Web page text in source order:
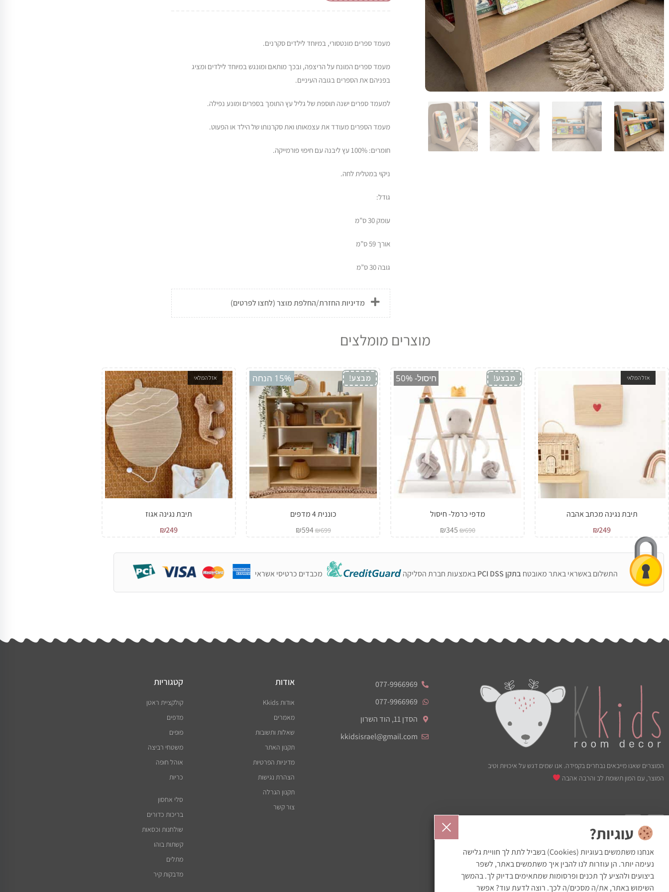
מעמד ספרים מונטסורי, במיוחד לילדים סקרנים.
מעמד ספרים המונח על הריצפה, ובכך מותאם ומונגש במיוחד לילדים ומציג
בפניהם את הספרים בגובה העיניים.
למעמד ספרים ישנה תוספת של גליל עץ התומך בספרים ומונע נפילה.
מעמד הספרים מעודד את עצמאותו ואת סקרנותו של הילד או הפעוט.
חומרים: 100% עץ ליבנה עם חיפוי פורמייקה.
ניקוי במטלית לחה.
גודל:
עומק 30 ס”מ
אורך 59 ס”מ
גובה 30 ס”מ
מדיניות החזרת/החלפת מוצר (לחצו לפרטים)
מוצרים מומלצים
אזל המלאי
תיבת נגינה מכתב אהבה
₪249
חיסול- 50% מבצע!
מדפי כרמל- חיסול
₪690
₪345
15% הנחה מבצע!
כוננית 4 מדפים
₪699
₪594
אזל המלאי
תיבת נגינה אגוז
₪249
התשלום באשראי באתר מאובטח בתקן PCI DSS באמצעות חברת הסליקה מכבדים כרטיסי אשראי
המוצרים שאנו מייבאים נבחרים בקפידה. אנו שמים דגש על איכויות וטיב
המוצר, עם המון תשומת לב והרבה אהבה
077-9966969
077-9966969
הסדן 11, הוד השרון
kkidsisrael@gmail.com
אודות
אודות Kkids
מאמרים
שאלות ותשובות
תקנון האתר
מדיניות הפרטיות
הצהרת נגישות
תקנון הגרלה
צור קשר
קטגוריות
קולקציית ראטן
מדפים
פופים
משטחי רביצה
אוהל חופה
כריות
סלי אחסון
בריכות כדורים
שולחנות וכסאות
קשתות בוהו
מתלים
מדבקות קיר
עוגיות?
אנחנו משתמשים בעוגיות (Cookies) בשביל לתת לך חוויית גלישה
נעימה יותר. הן עוזרות לנו להבין איך משתמשים באתר, לשפר
ביצועים ולהציע לך תכנים ופרסומות שמתאימים בדיוק לך. בהמשך
השימוש באתר, את/ה מסכים/ה לכך. רוצה לדעת עוד? אפשר